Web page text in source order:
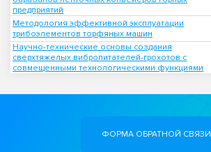
предприятий
Методология эффективной эксплуатации
трибоэлементов торфяных машин
Научно-технические основы создания
сверхтяжелых вибропитателей-грохотов с
совмещенными технологическими функциями
ФОРМА ОБРАТНОЙ СВЯЗИ